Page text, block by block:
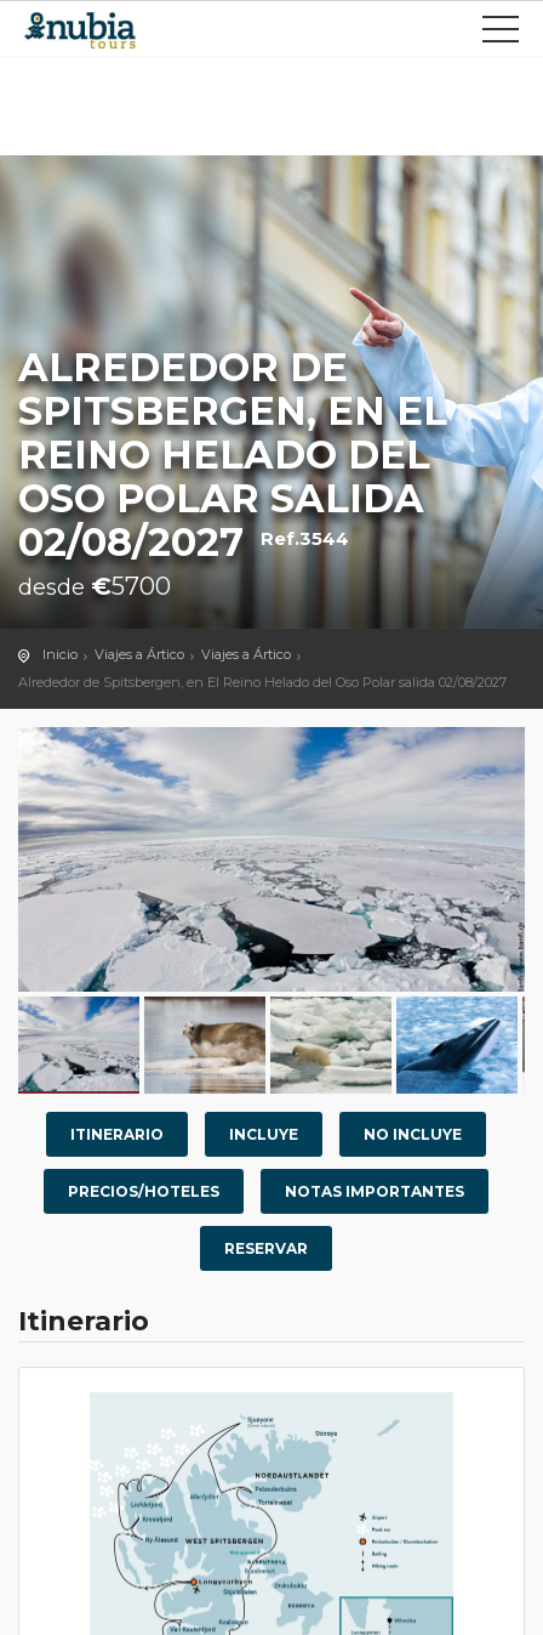
ALREDEDOR DE
SPITSBERGEN, EN EL
REINO HELADO DEL
OSO POLAR SALIDA
02/08/2027
Ref.3544
desde €5700
Inicio Viajes a Ártico
Viajes a Ártico
Alrededor de Spitsbergen, en El Reino Helado del Oso Polar salida 02/08/2027
ITINERARIO INCLUYE NO INCLUYE
PRECIOS/HOTELES NOTAS IMPORTANTES
RESERVAR
Itinerario